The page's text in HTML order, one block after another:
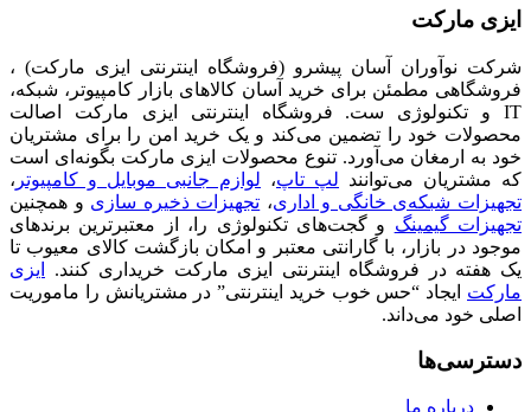
ایزی مارکت
شرکت نوآوران آسان پیشرو (فروشگاه اینترنتی ایزی مارکت) ،
فروشگاهی مطمئن برای خرید آسان کالاهای بازار کامپیوتر، شبکه،
IT و تکنولوژی ست. فروشگاه اینترنتی ایزی مارکت اصالت
محصولات خود را تضمین می‌کند و یک خرید امن را برای مشتریان
خود به ارمغان می‌آورد. تنوع محصولات ایزی مارکت بگونه‌ای است
که مشتریان می‌توانند لپ تاپ، لوازم جانبی موبایل و کامپیوتر ،
تجهیزات شبکه‌ی خانگی و اداری، تجهیزات ذخیره سازی و همچنین
تجهیزات گیمینگ و گجت‌های تکنولوژی را، از معتبرترین برندهای
موجود در بازار، با گارانتی معتبر و امکان بازگشت کالای معیوب تا
یک هفته در فروشگاه اینترنتی ایزی مارکت خریداری کنند.
ایزی
مارکت ایجاد “حس خوب خرید اینترنتی” در مشتریانش را ماموریت
اصلی خود می‌داند.
دسترسی‌ها
درباره ما